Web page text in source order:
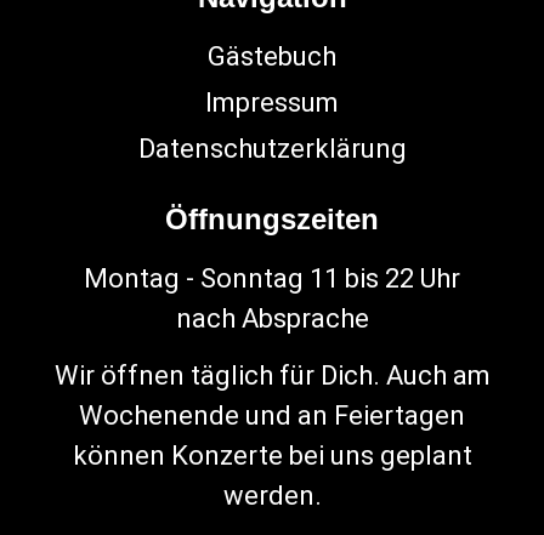
Gästebuch
Impressum
Datenschutzerklärung
Öffnungszeiten
Montag - Sonntag 11 bis 22 Uhr
nach Absprache
Wir öffnen täglich für Dich. Auch am
Wochenende und an Feiertagen
können Konzerte bei uns geplant
werden.